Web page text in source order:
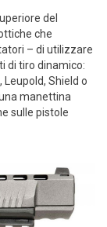
del
che
– di utilizzare
di tiro dinamico:
Leupold, Shield o
manettina
sulle pistole